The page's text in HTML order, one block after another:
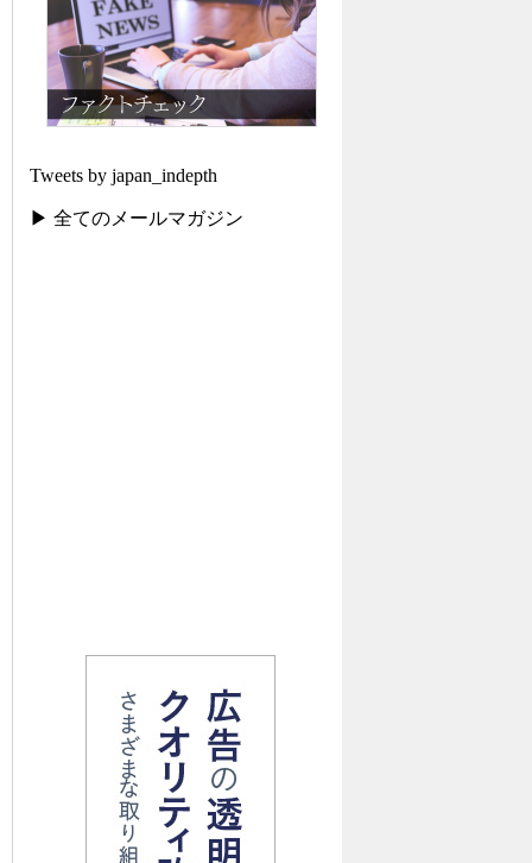
Tweets by japan_indepth
▶ 全てのメールマガジン